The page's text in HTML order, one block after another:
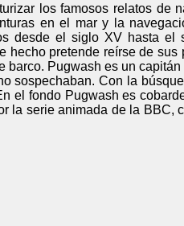
los famosos relatos de
en el mar y la
desde el siglo XV hasta el
hecho pretende reírse de sus
Pugwash es un
sospechaban. Con la
el fondo Pugwash es
la serie animada de la BBC,